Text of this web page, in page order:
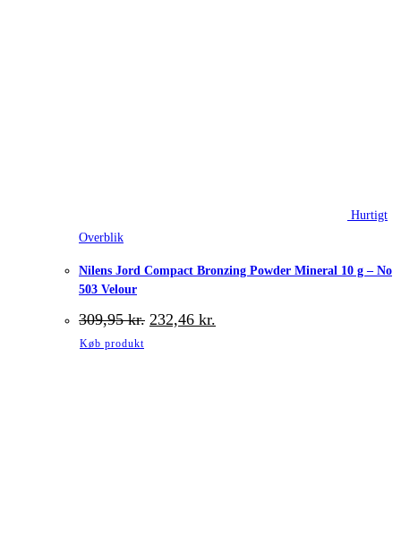
Hurtigt
Overblik
Nilens Jord Compact Bronzing Powder Mineral 10 g – No
503 Velour
309,95kr. Den
oprindelige
232,46 kr.
aktuelle
Køb produkt